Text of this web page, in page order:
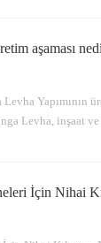
aşaması
Yapımının
Levha, inşaat